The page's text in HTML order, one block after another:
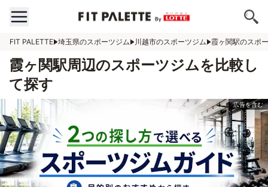
FIT PALETTE 埼玉県のスポーツジム 川越市のスポーツジム 霞ヶ関駅のスポ
霞ヶ関駅周辺のスポーツジムを比較し
て探す